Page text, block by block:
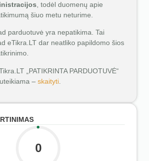
, todėl duomenų apie
šiuo metu neturime.
parduotuvė yra nepatikima. Tai
eTikra.LT dar neatliko papildomo šios
„PATIKRINTA PARDUOTUVĖ“
– skaityti
0